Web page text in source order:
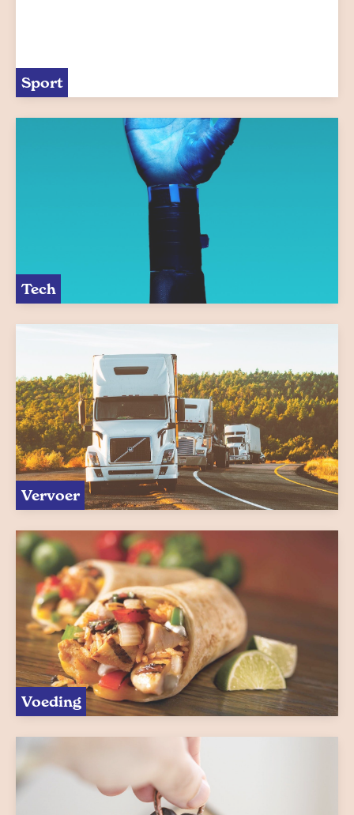
Sport
Tech
Vervoer
Voeding